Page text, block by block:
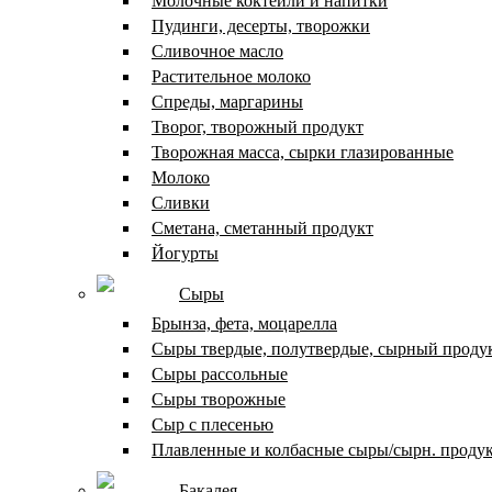
Пудинги, десерты, творожки
Сливочное масло
Растительное молоко
Спреды, маргарины
Творог, творожный продукт
Творожная масса, сырки глазированные
Молоко
Сливки
Сметана, сметанный продукт
Йогурты
Сыры
Брынза, фета, моцарелла
Сыры твердые, полутвердые, сырный
Сыры рассольные
Сыры творожные
Сыр с плесенью
Плавленные и колбасные сыры/сырн.